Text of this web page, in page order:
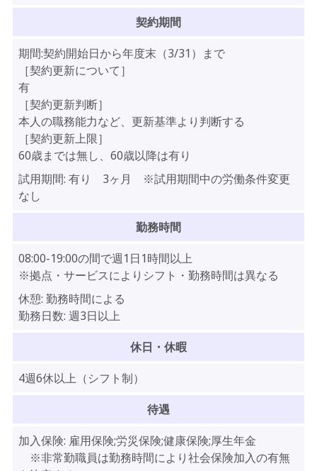
契約期間
期間:契約開始日から年度末（3/31）まで
［契約更新について］
有
［契約更新判断］
本人の職務能力など、更新基準より判断する
［契約更新上限］
60歳までは無し、60歳以降は有り
試用期間: 有り 3ヶ月 ※試用期間中の労働条件変更
なし
勤務時間
08:00-19:00の間で週1日1時間以上
※拠点・サービスによりシフト・勤務時間は異なる
休憩: 勤務時間による
勤務日数: 週3日以上
休日・休暇
4週6休以上（シフト制）
待遇
加入保険: 雇用保険;労災保険;健康保険;厚生年金
※非常勤職員は勤務時間により社会保険加入の有無